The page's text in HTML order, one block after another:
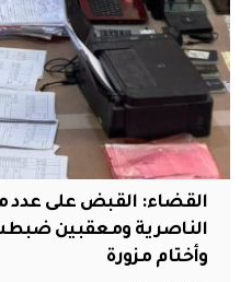
القضاء: القبض على عدد
الناصرية ومعقبين
وأختام مزورة